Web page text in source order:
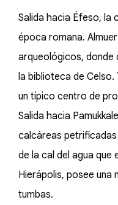
Salida hacia Éfeso, la
época romana.
arqueológicos, donde
la biblioteca de Celso.
un típico centro de
Salida hacia
calcáreas
de la cal del agua que
Hierápolis, posee una
tumbas.